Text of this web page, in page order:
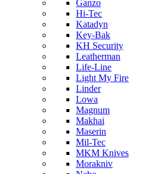
Ganzo
Hi-Tec
Katadyn
Key-Bak
KH Security
Leatherman
Life-Line
Light My Fire
Linder
Lowa
Magnum
Makhai
Maserin
Mil-Tec
MKM Knives
Morakniv